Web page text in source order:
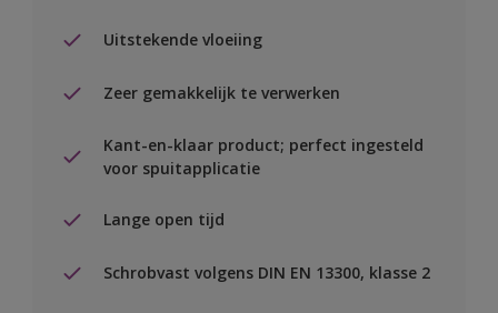
Uitstekende vloeiing
Zeer gemakkelijk te verwerken
Kant-en-klaar product; perfect ingesteld
voor spuitapplicatie
Lange open tijd
Schrobvast volgens DIN EN 13300, klasse 2